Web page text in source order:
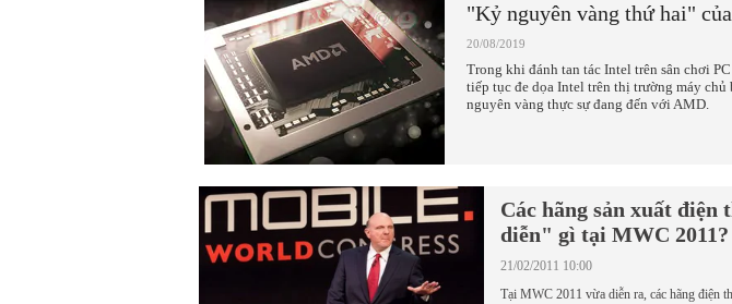
"Kỷ nguyên vàng thứ hai"
20/08/2019
Trong khi đánh tan tác Intel trên sân chơi
tiếp tục đe dọa Intel trên thị trường máy
nguyên vàng thực sự đang đến với AMD.
Các hãng sản xuất điện
diễn" gì tại MWC 2011?
21/02/2011 10:00
Tại MWC 2011 vừa diễn ra, các hãng điện